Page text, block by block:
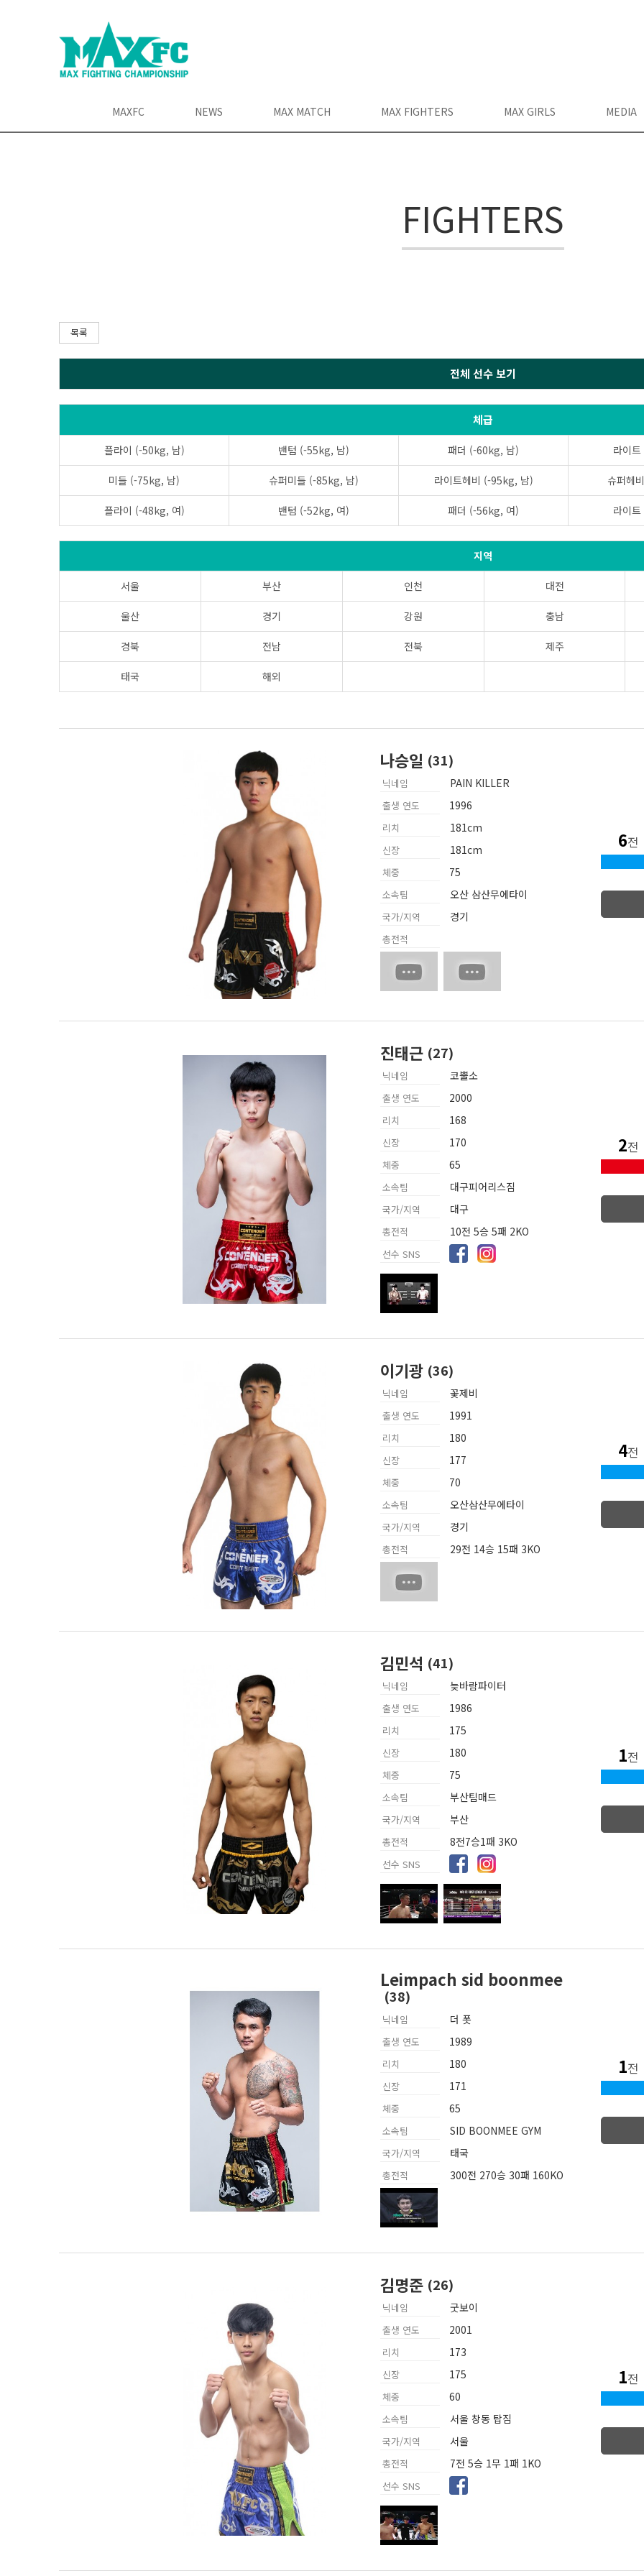
MAXFC NEWS MAX MATCH MAX FIGHTERS MAX GIRLS MEDIA
FIGHTERS
목록
전체 선수 보기
체급
플라이 (-50kg, 남) 밴텀 (-55kg, 남) 패더 (-60kg, 남) 라이
미들 (-75kg, 남) 슈퍼미들 (-85kg, 남) 라이트헤비 (-95kg, 남) 슈퍼헤
플라이 (-48kg, 여) 밴텀 (-52kg, 여) 패더 (-56kg, 여) 라이
지역
서울 부산 인천 대전
울산 경기 강원 충남
경북 전남 전북 제주
태국 해외
나승일
닉네임 PAIN KILLER
출생 연도 1996
리치 181cm
신장 181cm
체중 75
소속팀 오산 삼산무에타이
국가/지역 경기
총전적
6전
진태근
닉네임 코뿔소
출생 연도 2000
리치 168
신장 170
체중 65
소속팀 대구피어리스짐
국가/지역 대구
총전적 10전 5승 5패 2KO
선수 SNS
2전
이기광
닉네임 꽃제비
출생 연도 1991
리치 180
신장 177
체중 70
소속팀 오산삼산무에타이
국가/지역 경기
총전적 29전 14승 15패 3KO
4전
김민석
닉네임 늦바람파이터
출생 연도 1986
리치 175
신장 180
체중 75
소속팀 부산팀매드
국가/지역 부산
총전적 8전7승1패 3KO
선수 SNS
1전
Leimpach sid boonmee
닉네임 더 폿
출생 연도 1989
리치 180
신장 171
체중 65
소속팀 SID BOONMEE GYM
국가/지역 태국
총전적 300전 270승 30패 160KO
1전
김명준
닉네임 굿보이
출생 연도 2001
리치 173
신장 175
체중 60
소속팀 서울 창동 탑짐
국가/지역 서울
총전적 7전 5승 1무 1패 1KO
선수 SNS
1전